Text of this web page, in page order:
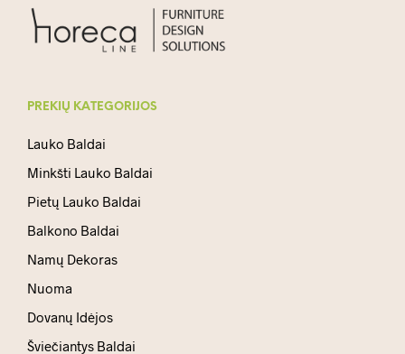
PREKIŲ KATEGORIJOS
Lauko Baldai
Minkšti Lauko Baldai
Pietų Lauko Baldai
Balkono Baldai
Namų Dekoras
Nuoma
Dovanų Idėjos
Šviečiantys Baldai